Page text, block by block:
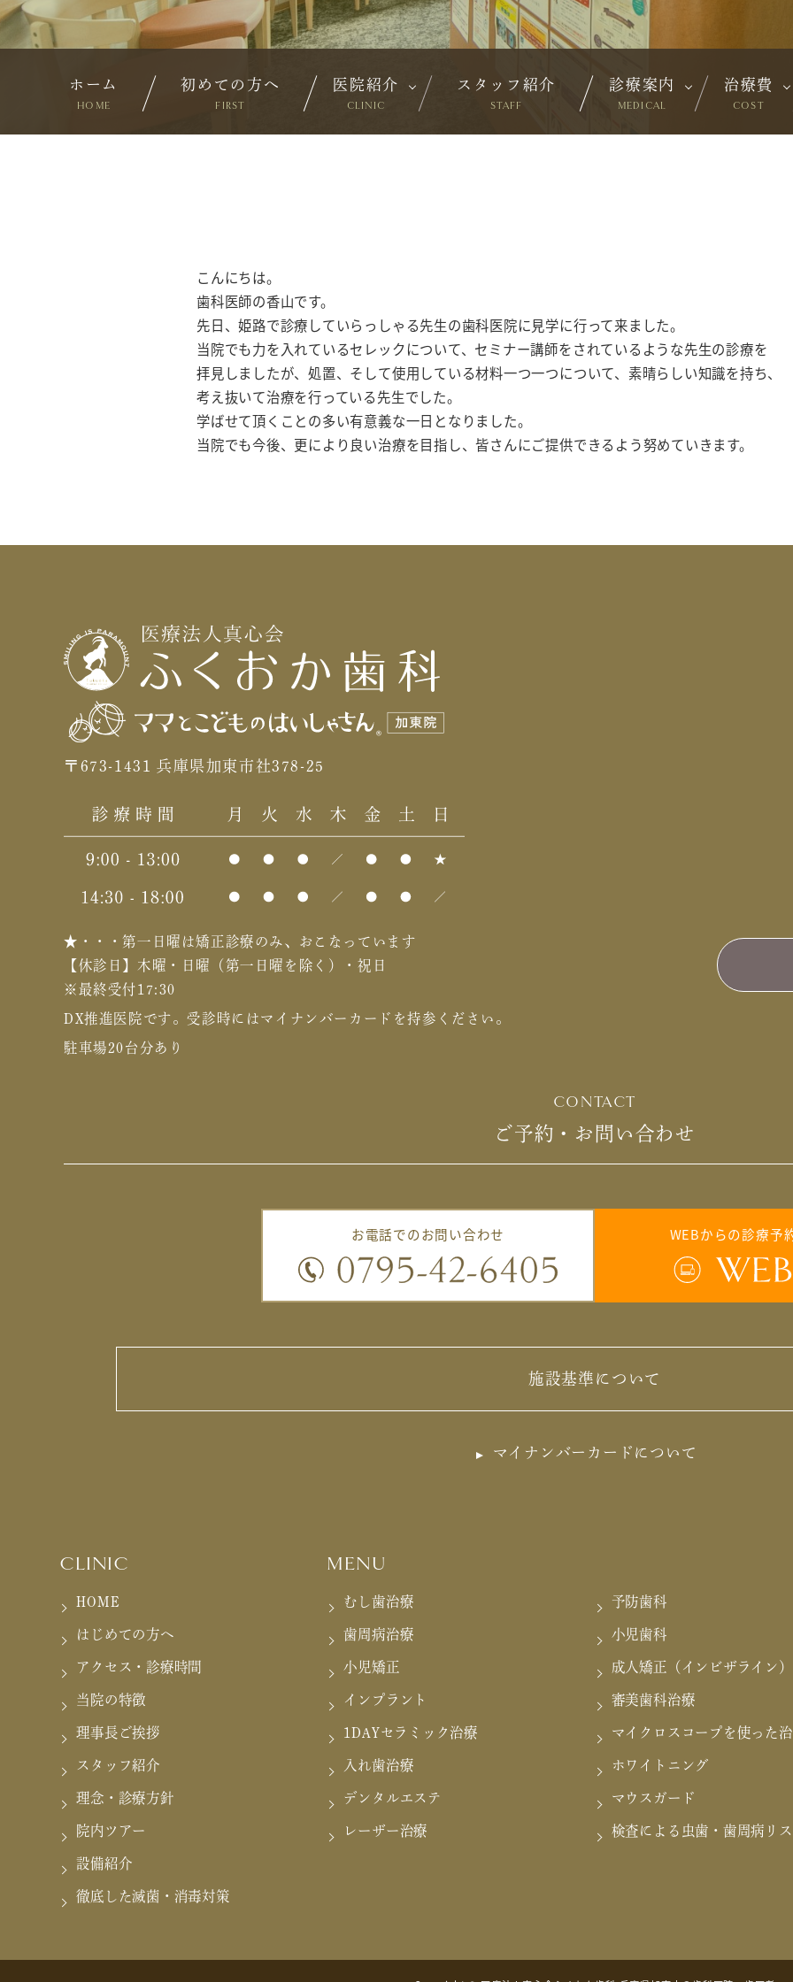
ホーム
HOME
初めての方へ
FIRST
医院紹介
CLINIC
スタッフ紹介
STAFF
診療案内
MEDICAL
治療費
COST
こんにちは。
歯科医師の香山です。
先日、姫路で診療していらっしゃる先生の歯科医院に見学に行って来ました。
当院でも力を入れているセレックについて、セミナー講師をされているような先生の診療を
拝見しましたが、処置、そして使用している材料一つ一つについて、素晴らしい知識を持ち、
考え抜いて治療を行っている先生でした。
学ばせて頂くことの多い有意義な一日となりました。
当院でも今後、更により良い治療を目指し、皆さんにご提供できるよう努めていきます。
〒673-1431 兵庫県加東市社378-25
★・・・第一日曜は矯正診療のみ、おこなっています
【休診日】木曜・日曜（第一日曜を除く）・祝日
※最終受付17:30
DX推進医院です。受診時にはマイナンバーカードを持参ください。
駐車場20台分あり
CONTACT
ご予約・お問い合わせ
お電話でのお問い合わせ WEBからの診療予
施設基準について
マイナンバーカードについて
CLINIC
HOME
はじめての方へ
アクセス・診療時間
当院の特徴
理事長ご挨拶
スタッフ紹介
理念・診療方針
院内ツアー
設備紹介
徹底した滅菌・消毒対策
MENU
むし歯治療 予防歯科
歯周病治療 小児歯科
小児矯正 成人矯正（インビザライン）
インプラント 審美歯科治療
1DAYセラミック治療 マイクロスコープを使った
入れ歯治療 ホワイトニング
デンタルエステ マウスガード
レーザー治療 検査による虫歯・歯周病リ